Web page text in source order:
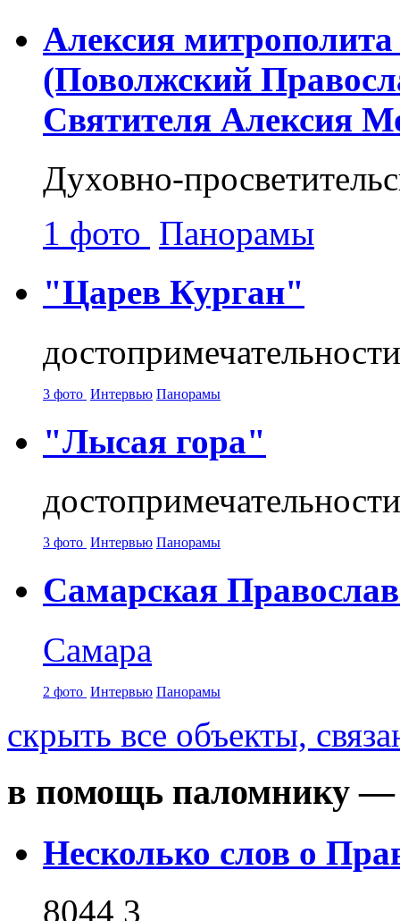
Алексия
(Поволжский
Святителя Алексия
Духовно-
1 фото Панорамы
"Царев Курган"
3 фото Интервью Панорамы
"Лысая гора"
3 фото Интервью Панорамы
Самарская
Самара
2 фото Интервью Панорамы
скрыть все объекты,
в помощь паломнику —
Несколько слов о
8044 3